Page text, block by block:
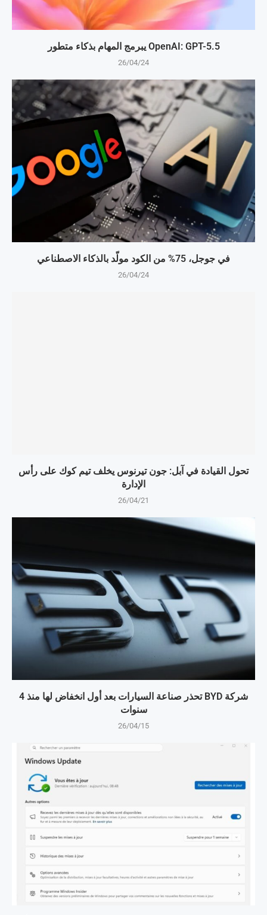
OpenAI: GPT-5.5 يبرمج المهام بذكاء متطور
26/04/24
في جوجل، 75% من الكود مولّد بالذكاء الاصطناعي
26/04/24
تحول القيادة في آبل: جون تيرنوس يخلف تيم كوك على رأس
الإدارة
26/04/21
شركة BYD تحذر صناعة السيارات بعد أول انخفاض لها منذ 4
سنوات
26/04/15